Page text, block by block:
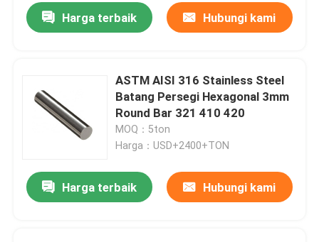
Tentang Kami
Harga terbaik Hubungi kami
ASTM AISI 316 Stainless Steel
Batang Persegi Hexagonal 3mm
Round Bar 321 410 420
MOQ：5ton
Harga：USD+2400+TON
Harga terbaik Hubungi kami